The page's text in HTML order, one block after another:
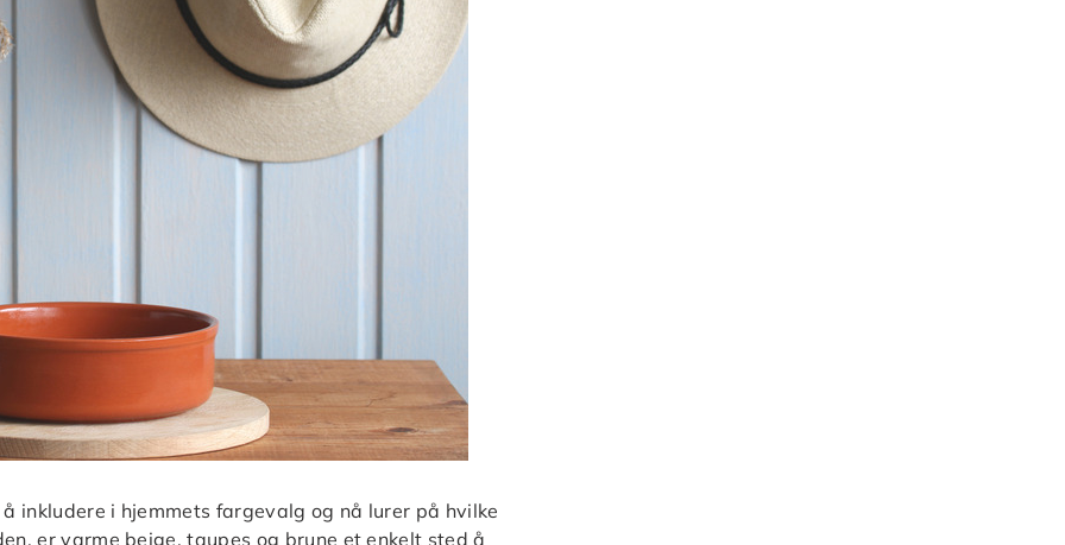
inkludere i hjemmets fargevalg og nå lurer på hvilke
er varme beige, taupes og brune et enkelt sted å